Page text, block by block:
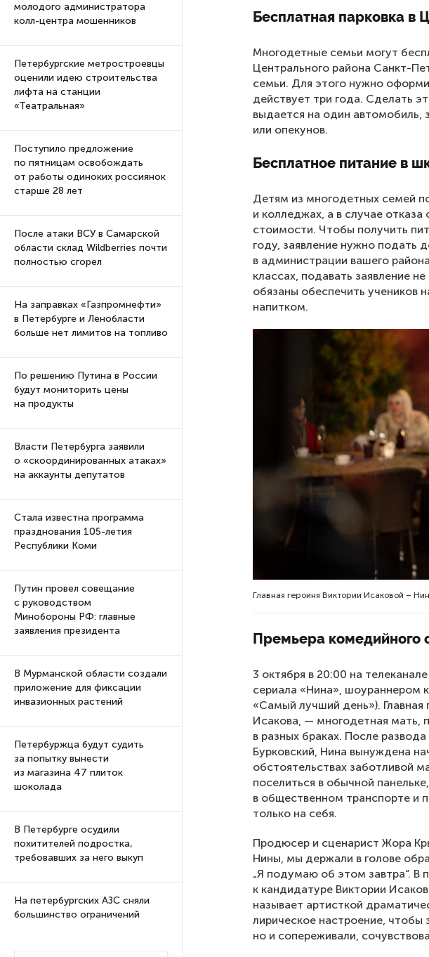
молодого администратора
колл-центра мошенников
Петербургские метростроевцы
оценили идею строительства
лифта на станции
«Театральная»
Поступило предложение
по пятницам освобождать
от работы одиноких россиянок
старше 28 лет
После атаки ВСУ в Самарской
области склад Wildberries почти
полностью сгорел
На заправках «Газпромнефти»
в Петербурге и Ленобласти
больше нет лимитов на топливо
По решению Путина в России
будут мониторить цены
на продукты
Власти Петербурга заявили
о «скоординированных атаках»
на аккаунты депутатов
Стала известна программа
празднования 105-летия
Республики Коми
Путин провел совещание
с руководством
Минобороны РФ: главные
заявления президента
В Мурманской области создали
приложение для фиксации
инвазионных растений
Петербуржца будут судить
за попытку вынести
из магазина 47 плиток
шоколада
В Петербурге осудили
похитителей подростка,
требовавших за него выкуп
На петербургских АЗС сняли
большинство ограничений
Бесплатная парковка в
Многодетные семьи могут
Центрального района Санкт-
семьи. Для этого нужно
действует три года. Сделать
выдается на один автомобиль,
или опекунов.
Бесплатное питание в
Детям из многодетных семей
и колледжах, а в случае
стоимости. Чтобы получить
году, заявление нужно
в администрации вашего
классах, подавать заявление
обязаны обеспечить учеников
напитком.
Главная героиня Виктории Исаковой –
Премьера комедийного
3 октября в 20:00 на
сериала «Нина», шоураннером
«Самый лучший день»). Главная
Исакова, — многодетная мать,
в разных браках. После
Бурковский, Нина вынуждена
обстоятельствах заботливой
поселиться в обычной
в общественном транспорте и
только на себя.
Продюсер и сценарист Жора
Нины, мы держали в голове
„Я подумаю об этом завтра“. В
к кандидатуре Виктории
называет артисткой
лирическое настроение, чтобы
но и сопереживали,